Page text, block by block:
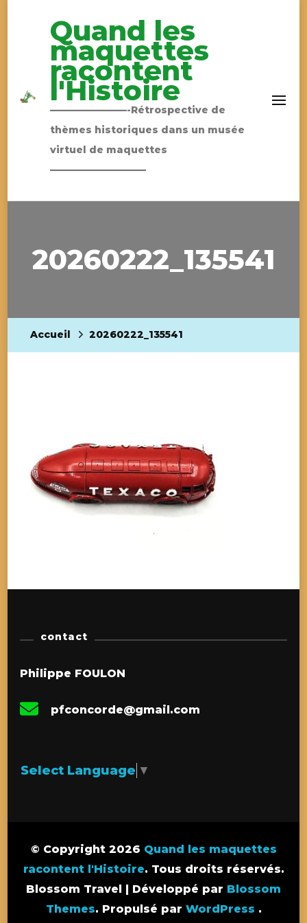
Quand les
maquettes
racontent
l'Histoire
————————-Rétrospective de
thèmes historiques dans un musée
virtuel de maquettes
——————————
20260222_135541
Accueil 20260222_135541
contact
Philippe FOULON
pfconcorde@gmail.com
Select Language ▼
© Copyright 2026 Quand les maquettes
racontent l'Histoire. Tous droits réservés.
Blossom Travel | Développé par Blossom
Themes. Propulsé par WordPress .